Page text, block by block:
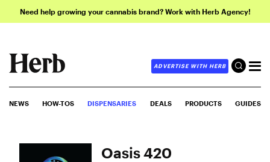
Need help growing your cannabis brand? Work with Herb Agency!
ADVERTISE WITH HERB
NEWS HOW-TOS DISPENSARIES DEALS PRODUCTS GUIDES
Oasis 420